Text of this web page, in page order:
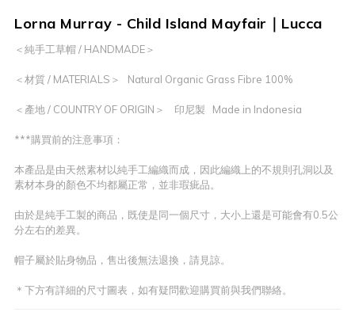
Lorna Murray - Child Island Mayfair｜Lucca
＜純手工草帽 / HANDMADE＞
＜材質 / MATERIALS＞   Natural Organic Grass Fibre 100%
＜產地 / COUNTRY OF ORIGIN＞    印尼製   Made in Indonesia
***購買前的注意事項：
本產品是由天然素材以純手工編織而成，因此編織上的不規則孔洞以及
素材本身的顏色不均都屬正常，並非瑕疵品。
由於是純手工製的商品，既使是同一個尺寸，大小上還是可能會有0.5公
分左右的差異。
帽子屬於貼身物品，售出後無法退換，請見諒。
＊下方有詳細的尺寸圖表，如有疑問歡迎購買前與我們聯絡。